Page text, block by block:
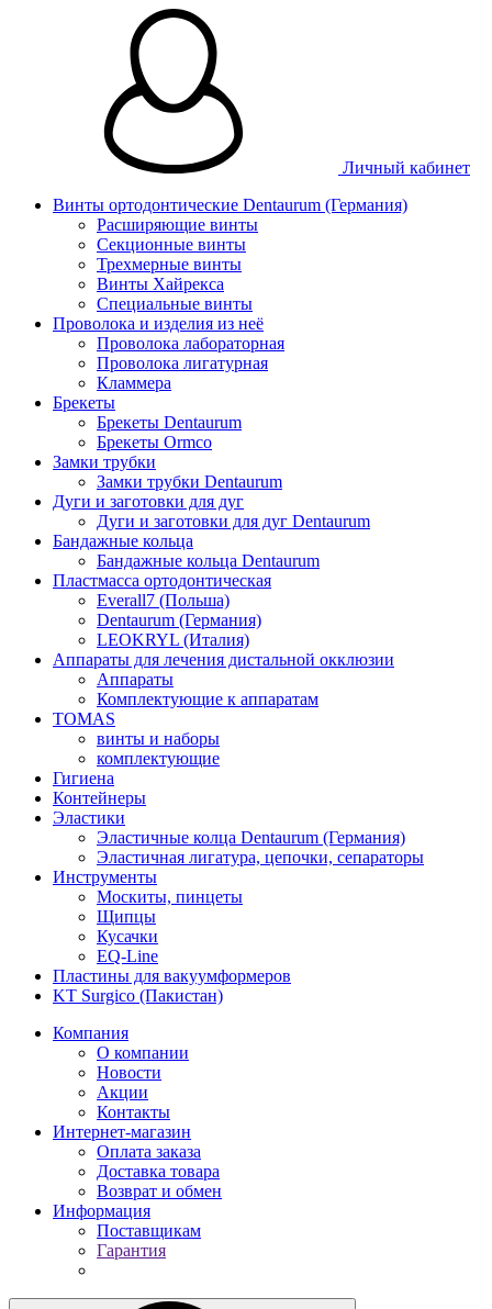
Личный кабинет
Винты ортодонтические Dentaurum (Германия)
Расширяющие винты
Секционные винты
Трехмерные винты
Винты Хайрекса
Специальные винты
Проволока и изделия из неё
Проволока лабораторная
Проволока лигатурная
Кламмера
Брекеты
Брекеты Dentaurum
Брекеты Ormco
Замки трубки
Замки трубки Dentaurum
Дуги и заготовки для дуг
Дуги и заготовки для дуг Dentaurum
Бандажные кольца
Бандажные кольца Dentaurum
Пластмасса ортодонтическая
Everall7 (Польша)
Dentaurum (Германия)
LEOKRYL (Италия)
Аппараты для лечения дистальной окклюзии
Аппараты
Комплектующие к аппаратам
TOMAS
винты и наборы
комплектующие
Гигиена
Контейнеры
Эластики
Эластичные колца Dentaurum (Германия)
Эластичная лигатура, цепочки, сепараторы
Инструменты
Москиты, пинцеты
Щипцы
Кусачки
EQ-Line
Пластины для вакуумформеров
KT Surgico (Пакистан)
Компания
О компании
Новости
Акции
Контакты
Интернет-магазин
Оплата заказа
Доставка товара
Возврат и обмен
Информация
Поставщикам
Гарантия